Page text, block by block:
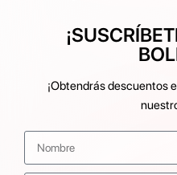
¡Obtendrás descuentos